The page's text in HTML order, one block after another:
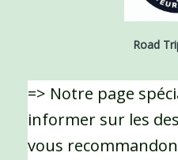
Road
=> Notre page
informer sur les
vous